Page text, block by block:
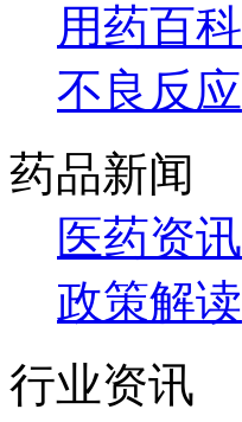
用药百科
不良反应
药品新闻
医药资讯
政策解读
行业资讯